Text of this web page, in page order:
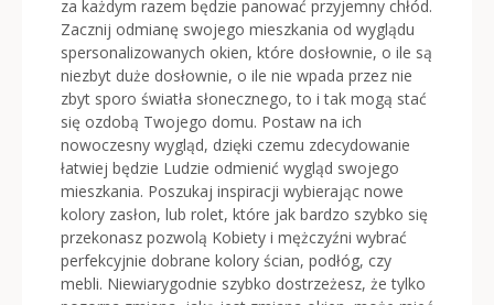
za każdym razem będzie panować przyjemny chłód.
Zacznij odmianę swojego mieszkania od wyglądu
spersonalizowanych okien, które dosłownie, o ile są
niezbyt duże dosłownie, o ile nie wpada przez nie
zbyt sporo światła słonecznego, to i tak mogą stać
się ozdobą Twojego domu. Postaw na ich
nowoczesny wygląd, dzięki czemu zdecydowanie
łatwiej będzie Ludzie odmienić wygląd swojego
mieszkania. Poszukaj inspiracji wybierając nowe
kolory zasłon, lub rolet, które jak bardzo szybko się
przekonasz pozwolą Kobiety i mężczyźni wybrać
perfekcyjnie dobrane kolory ścian, podłóg, czy
mebli. Niewiarygodnie szybko dostrzeżesz, że tylko